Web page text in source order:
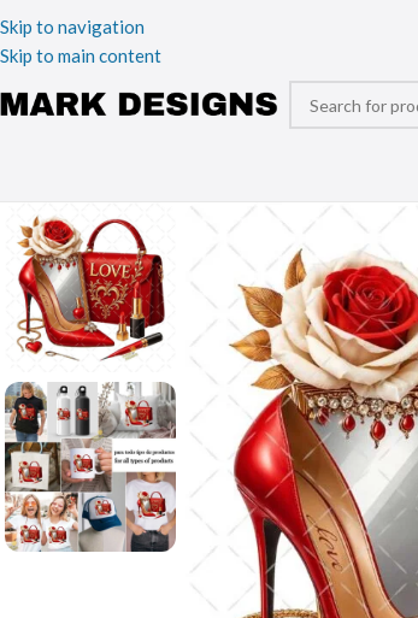
Skip to navigation
Skip to main content